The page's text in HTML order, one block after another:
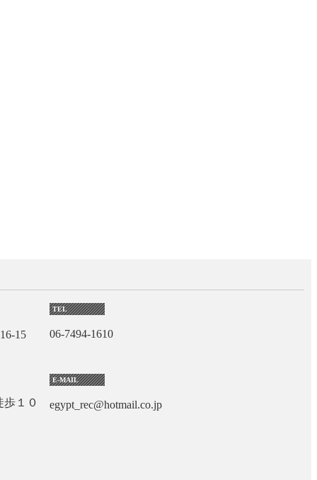
15
歩１０
TEL
06-7494-1610
E-MAIL
egypt_rec@hotmail.co.jp